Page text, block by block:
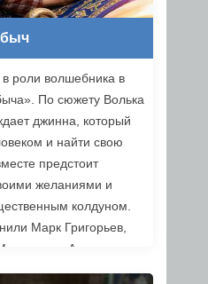
роли волшебника в
По сюжету Волька
джинна, который
и найти свою
предстоит
желаниями и
колдуном.
Марк Григорьев,
Аскар